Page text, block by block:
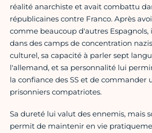
réalité anarchiste et avait combattu
républicaines contre Franco. Après
comme beaucoup d'autres
dans des camps de concentration
culturel, sa capacité à parler sept
l'allemand, et sa personnalité lui
la confiance des SS et de commander
prisonniers compatriotes.
Sa dureté lui valut des ennemis, mais
permit de maintenir en vie